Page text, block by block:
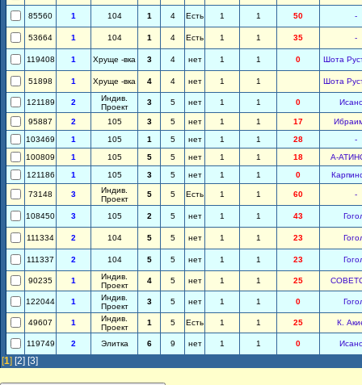
85560 1 104 1 4 Есть 1 1 50 -
53664 1 104 1 4 Есть 1 1 35 -
119408 1 Хруще -вка 3 4 нет 1 1 0 Шота
51898 1 Хруще -вка 4 4 нет 1 1 Шота
121189 2
Индив.
Проект
3 5 нет 1 1 0
95887 2 105 3 5 нет 1 1 17
103469
1 105 1 5 нет 1 1 28
-
100809
1 105 5 5 нет 1 1 18
А-
121186
1 105 3 5 нет 1 1 0
73148 3
Индив.
Проект
5 5 Есть 1 1 60 -
108450 3 105 2 5 нет 1 1 43
111334 2 104 5 5 нет 1 1 23
111337 2 104 5 5 нет 1 1 23
90235 1
Индив.
Проект
4 5 нет 1 1 25
122044 1
Индив.
Проект
3 5 нет 1 1 0
49607 1
Индив.
Проект
1 5 Есть 1 1 25 К.
119749 2 Элитка 6 9 нет 1 1 0
[1] [2] [3]